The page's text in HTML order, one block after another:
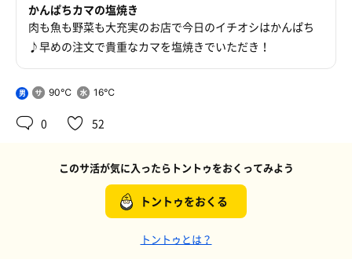
かんぱちカマの塩焼き
肉も魚も野菜も大充実のお店で今日のイチオシはかんぱち
♪早めの注文で貴重なカマを塩焼きでいただき！
男 90℃ 16℃
0 52
このサ活が気に入ったらトントゥをおくってみよう
トントゥをおくる
トントゥとは？